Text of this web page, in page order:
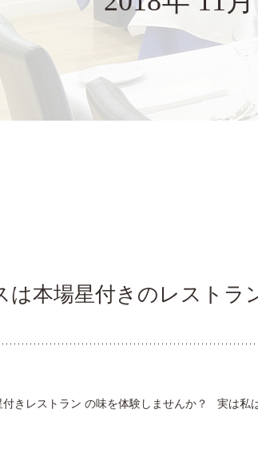
は本場星付きのレストラ
付きレストラン の味を体験しませんか？ 実は私